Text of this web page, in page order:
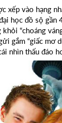
xếp vào hạng
học đồ sộ
“choáng
gắm “giấc mơ
nhìn thấu đáo